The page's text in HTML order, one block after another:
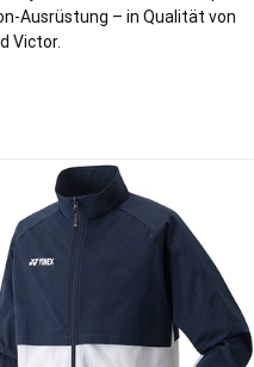
Ausrüstung – in Qualität von
Victor.